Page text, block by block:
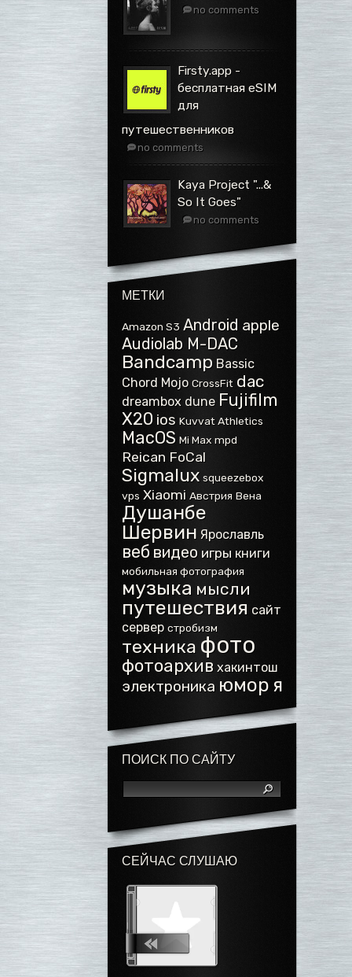
no comments
Firsty.app -
бесплатная eSIM
для
путешественников
no comments
Kaya Project ".​.​.​&
So It Goes"
no comments
МЕТКИ
Amazon S3 Android apple
Audiolab M-DAC
Bandcamp Bassic
Chord Mojo CrossFit dac
dreambox dune Fujifilm
X20 ios Kuvvat Athletics
MacOS Mi Max mpd
Reican FoCal
Sigmalux squeezebox
vps Xiaomi Австрия Вена
Душанбе
Шервин Ярославль
веб видео игры книги
мобильная фотография
музыка мысли
путешествия сайт
сервер стробизм
техника фото
фотоархив хакинтош
электроника юмор я
ПОИСК ПО САЙТУ
СЕЙЧАС СЛУШАЮ